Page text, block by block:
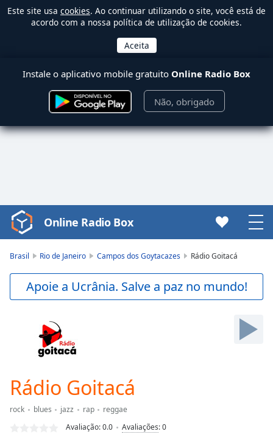
Este site usa cookies. Ao continuar utilizando o site, você está de
acordo com a nossa política de utilização de cookies.
Instale o aplicativo mobile gratuito Online Radio Box
Não, obrigado
Video
Player
Current
Time0:00
Online Radio Box
Brasil Rio de Janeiro Campos dos Goytacazes Rádio Goitacá
Apoie a Ucrânia. Salve a paz no mundo!
Rádio Goitacá
rock blues jazz rap
reggae
Avaliação:0.0 Avaliações:0